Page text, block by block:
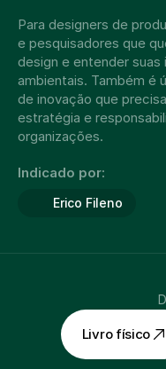
Para designers de
e pesquisadores que
design e entender
ambientais. Também é
de inovação que
estratégia e
organizações.
Indicado por:
Erico Fileno
Livro físico